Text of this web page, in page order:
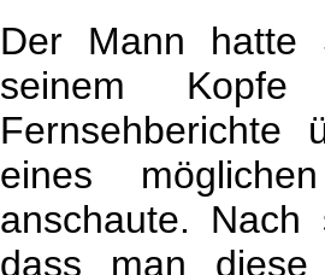
Der Mann hatte
seinem Kopfe
Fernsehberichte
eines
anschaute.
dass man diese